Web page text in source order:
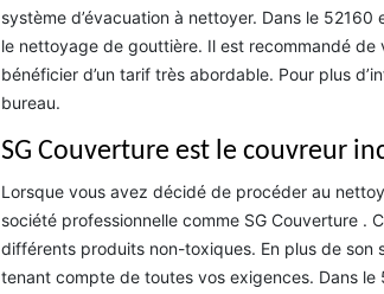
système d’évacuation à nettoyer. Dans le
le nettoyage de gouttière. Il est recommandé de
bénéficier d’un tarif très abordable. Pour plus
bureau.
SG Couverture est le couvreur
Lorsque vous avez décidé de procéder au
société professionnelle comme SG Couverture
différents produits non-toxiques. En plus de son
tenant compte de toutes vos exigences. Dans